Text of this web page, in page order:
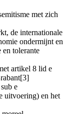
met zich
de internationale
ondermijnt en
tolerante
artikel 8 lid e
e
uitvoering) en het